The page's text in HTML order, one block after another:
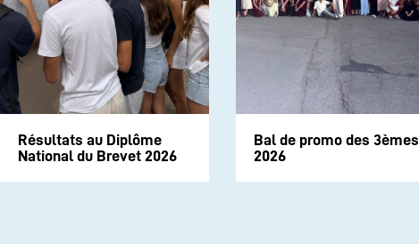
Résultats au Diplôme
National du Brevet 2026
Bal de promo des 3èmes
2026